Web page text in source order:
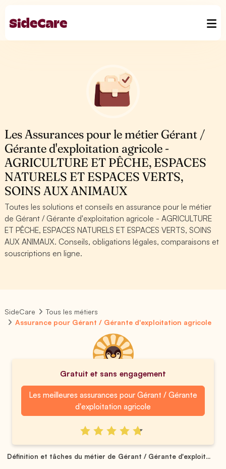
Les Assurances pour le métier Gérant /
Gérante d'exploitation agricole -
AGRICULTURE ET PÊCHE, ESPACES
NATURELS ET ESPACES VERTS,
SOINS AUX ANIMAUX
Toutes les solutions et conseils en assurance pour le métier
de Gérant / Gérante d'exploitation agricole - AGRICULTURE
ET PÊCHE, ESPACES NATURELS ET ESPACES VERTS, SOINS
AUX ANIMAUX. Conseils, obligations légales, comparaisons et
souscriptions en ligne.
SideCare
Tous les métiers
Assurance pour Gérant / Gérante d'exploitation agricole
Gratuit et sans engagement
Les meilleures assurances pour Gérant / Gérante
d'exploitation agricole
Définition et tâches du métier de Gérant / Gérante d'exploit...